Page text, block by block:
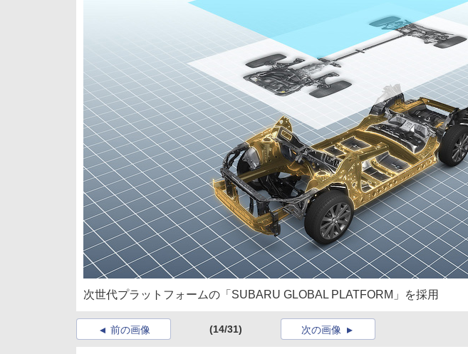
次世代プラットフォームの「SUBARU GLOBAL PLATFORM」を採用
前の画像 (14/31) 次の画像